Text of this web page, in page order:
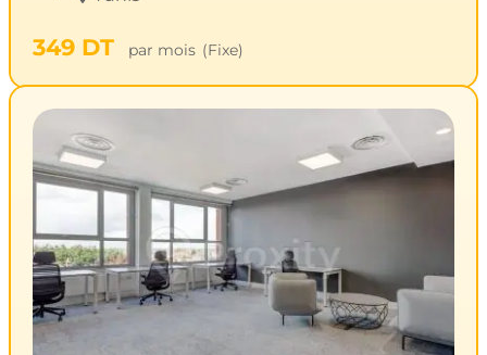
349 DT par mois (Fixe)